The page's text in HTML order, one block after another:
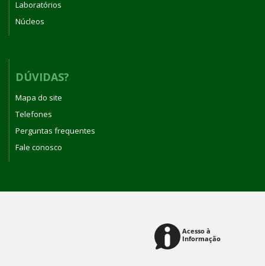
Laboratórios
Núcleos
DÚVIDAS?
Mapa do site
Telefones
Perguntas frequentes
Fale conosco